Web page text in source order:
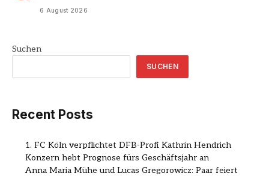
6 August 2026
Suchen
SUCHEN
Recent Posts
1. FC Köln verpflichtet DFB-Profi Kathrin Hendrich
Konzern hebt Prognose fürs Geschäftsjahr an
Anna Maria Mühe und Lucas Gregorowicz: Paar feiert